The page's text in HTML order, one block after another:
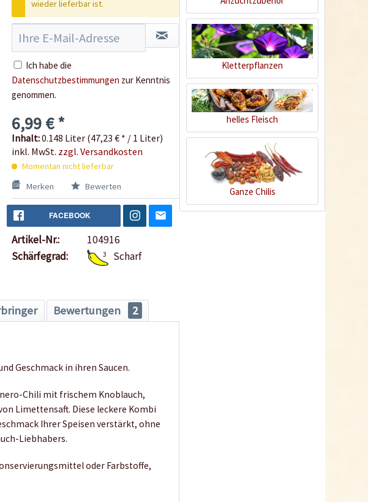
wieder lieferbar ist.
Ich habe die
Datenschutzbestimmungen zur Kenntnis
genommen.
6,99 € *
Inhalt:0.148 Liter (47,23 € * / 1 Liter)
inkl. MwSt. zzgl. Versandkosten
Momentan nicht lieferbar
Merken
Bewerten
FACEBOOK
Artikel-Nr.:
104916
Schärfegrad:
3 Scharf
Bewertungen 2
Geschmack in ihren Saucen.
Chili mit frischem Knoblauch,
Limettensaft. Diese leckere Kombi
Ihrer Speisen verstärkt, ohne
Liebhabers.
oder Farbstoffe,
Kletterpflanzen
helles Fleisch
Ganze Chilis